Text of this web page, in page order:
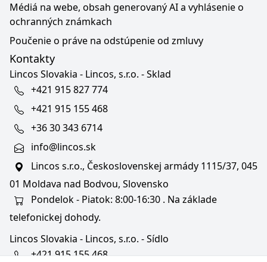
Médiá na webe, obsah generovaný AI a vyhlásenie o
ochranných známkach
Poučenie o práve na odstúpenie od zmluvy
Kontakty
Lincos Slovakia - Lincos, s.r.o. - Sklad
+421 915 827 774
+421 915 155 468
+36 30 343 6714
info@lincos.sk
Lincos s.r.o., Československej armády 1115/37, 045
01 Moldava nad Bodvou, Slovensko
Pondelok - Piatok: 8:00-16:30 . Na základe
telefonickej dohody.
Lincos Slovakia - Lincos, s.r.o. - Sídlo
+421 915 155 468